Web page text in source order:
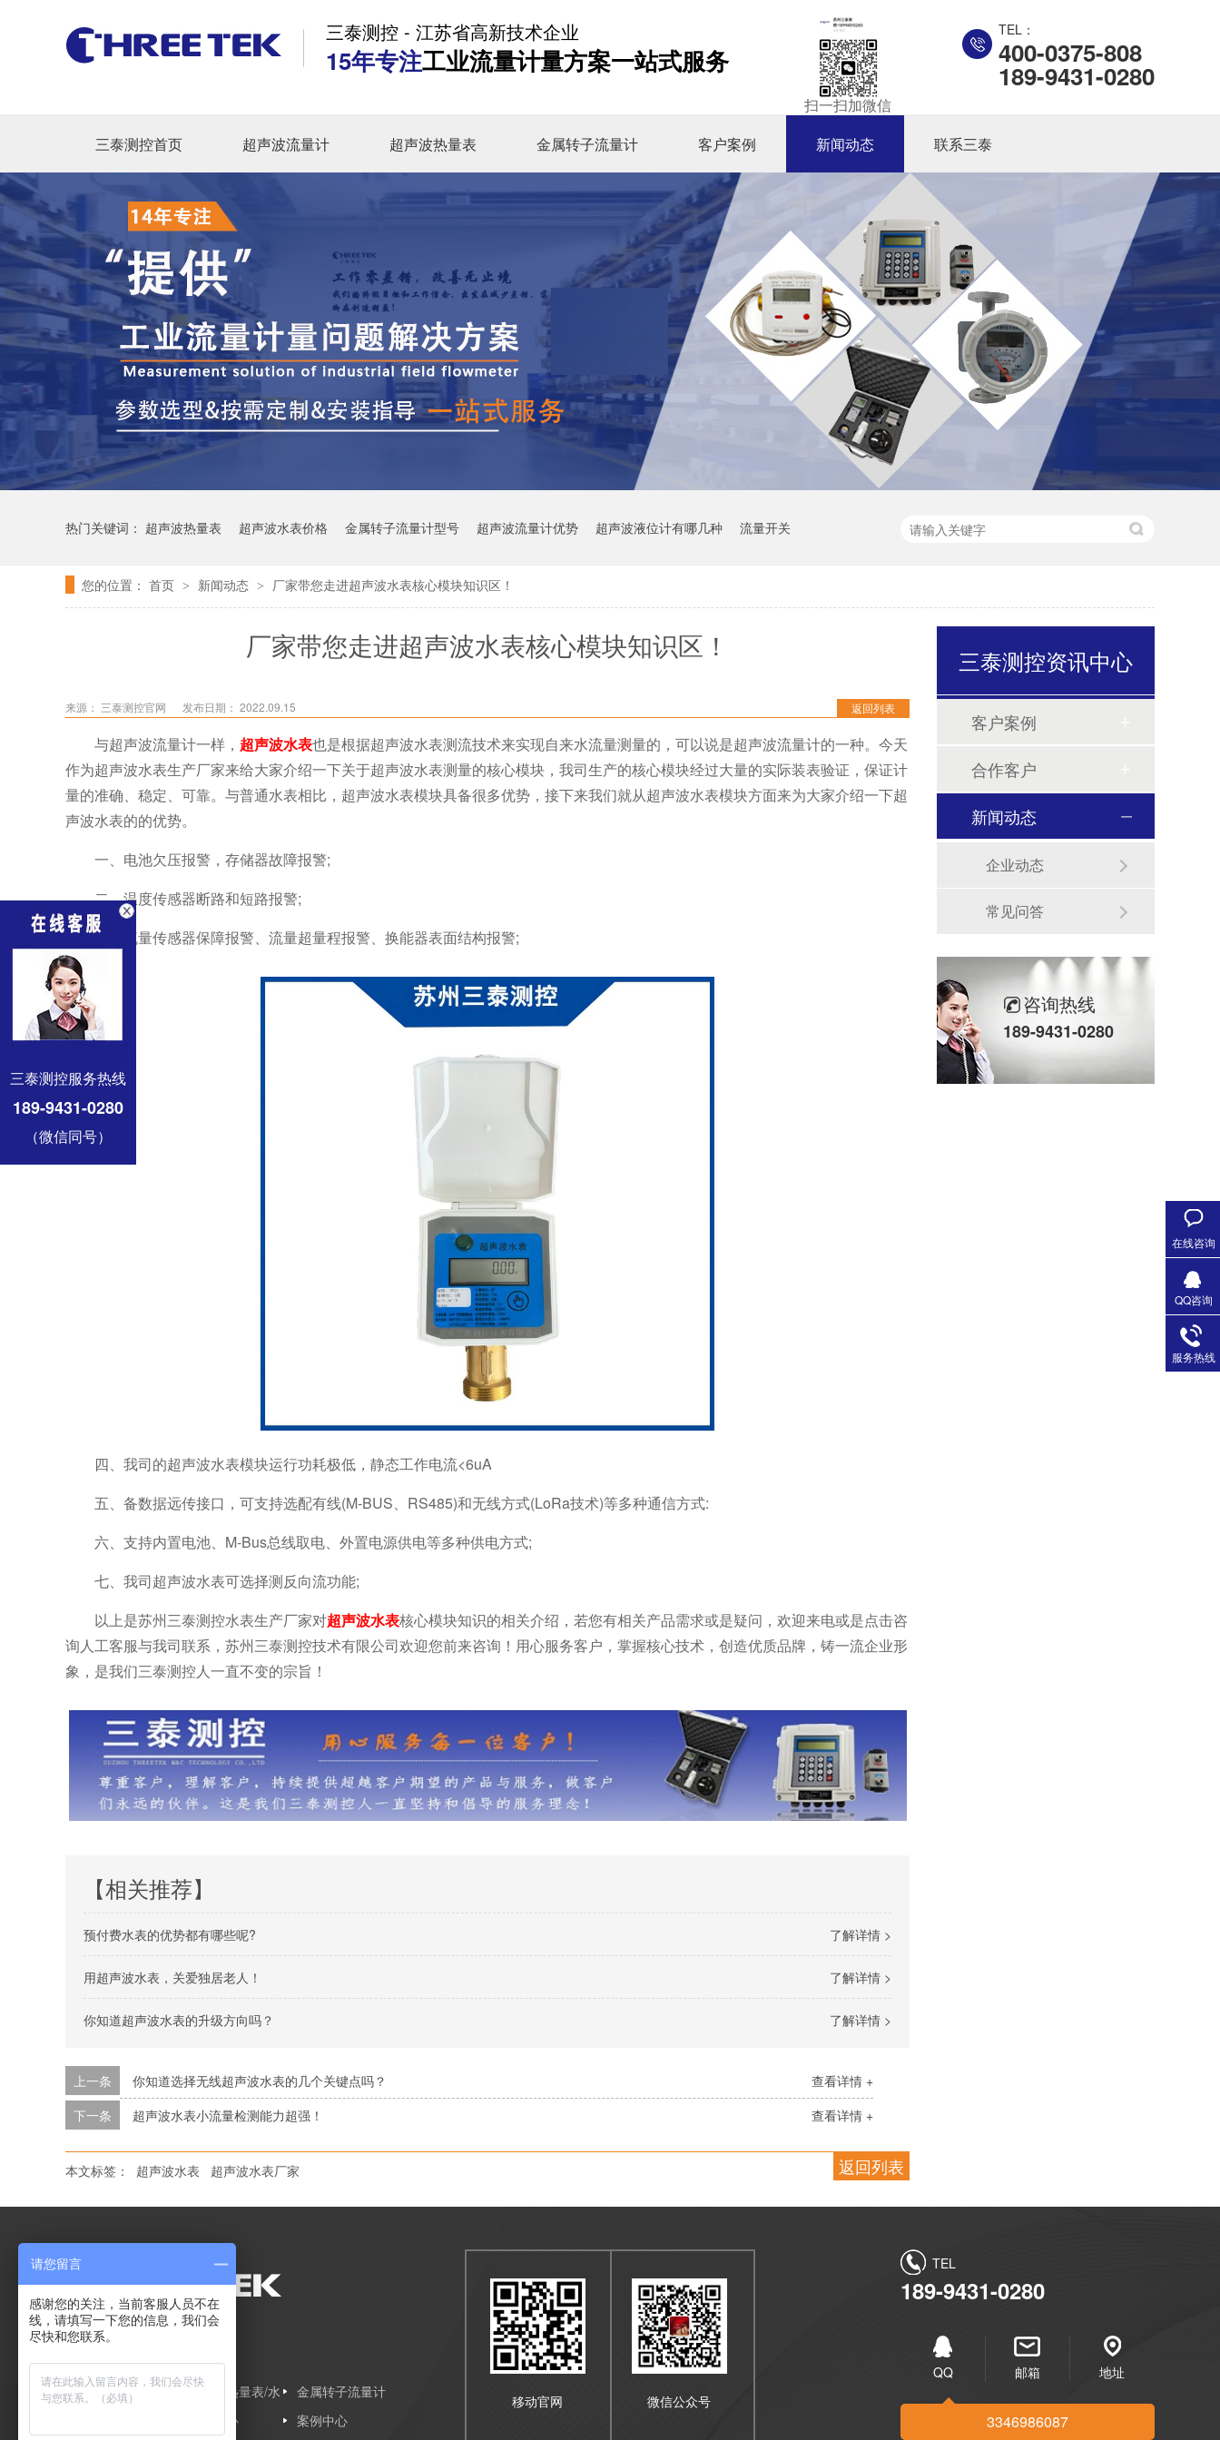
三泰测控 - 江苏省高新技术企业
15年专注工业流量计量方案一站式服务
扫一扫加微信
TEL：
400-0375-808
189-9431-0280
三泰测控首页 超声波流量计 超声波热量表 金属转子流量计 客户案例 新闻动态 联系三泰
热门关键词： 超声波热量表 超声波水表价格 金属转子流量计型号 超声波流量计优势 超声波液位计有哪几种 流量开关
您的位置： 首页 > 新闻动态 > 厂家带您走进超声波水表核心模块知识区！
厂家带您走进超声波水表核心模块知识区！
返回列表
来源： 三泰测控官网 发布日期： 2022.09.15
与超声波流量计一样， 超声波水表也是根据超声波水表测流技术来实现自来水流量测量的，可以说是超声波流量计的一种。今天
作为超声波水表生产厂家来给大家介绍一下关于超声波水表测量的核心模块，我司生产的核心模块经过大量的实际装表验证，保证计
量的准确、稳定、可靠。与普通水表相比，超声波水表模块具备很多优势，接下来我们就从超声波水表模块方面来为大家介绍一下超
声波水表的的优势。
一、电池欠压报警，存储器故障报警;
二、温度传感器断路和短路报警;
三、流量传感器保障报警、流量超量程报警、换能器表面结构报警;
四、我司的超声波水表模块运行功耗极低，静态工作电流<6uA
五、备数据远传接口，可支持选配有线(M-BUS、RS485)和无线方式(LoRa技术)等多种通信方式:
六、支持内置电池、M-Bus总线取电、外置电源供电等多种供电方式;
七、我司超声波水表可选择测反向流功能;
以上是苏州三泰测控水表生产厂家对超声波水表核心模块知识的相关介绍，若您有相关产品需求或是疑问，欢迎来电或是点击咨
询人工客服与我司联系，苏州三泰测控技术有限公司欢迎您前来咨询！用心服务客户，掌握核心技术，创造优质品牌，铸一流企业形
象，是我们三泰测控人一直不变的宗旨！
【相关推荐】
了解详情 >
预付费水表的优势都有哪些呢?
了解详情 >
用超声波水表，关爱独居老人！
了解详情 >
你知道超声波水表的升级方向吗？
查看详情 +
上一条
你知道选择无线超声波水表的几个关键点吗？
查看详情 +
下一条 超声波水表小流量检测能力超强！
返回列表
本文标签： 超声波水表 超声波水表厂家
三泰测控资讯中心
客户案例
合作客户
新闻动态
企业动态
常见问答
咨询热线
189-9431-0280
网站首页
超声波热量表/水
金属转子流量计
产品中心 案例中心
移动官网 微信公众号
TEL
189-9431-0280
QQ
3346986087
邮箱 地址
在线咨询
QQ咨询
服务热线
三泰测控服务热线
189-9431-0280
（微信同号）
请您留言
感谢您的关注，当前客服人员不在
线，请填写一下您的信息，我们会
尽快和您联系。